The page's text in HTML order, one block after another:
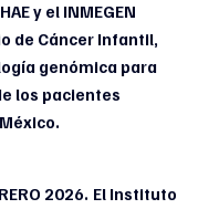
y el INMEGEN
de Cáncer Infantil,
genómica para
los pacientes
2026. El Instituto